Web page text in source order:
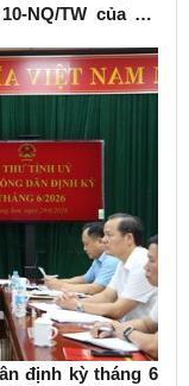
NQ/TW của Bộ
định kỳ tháng 6